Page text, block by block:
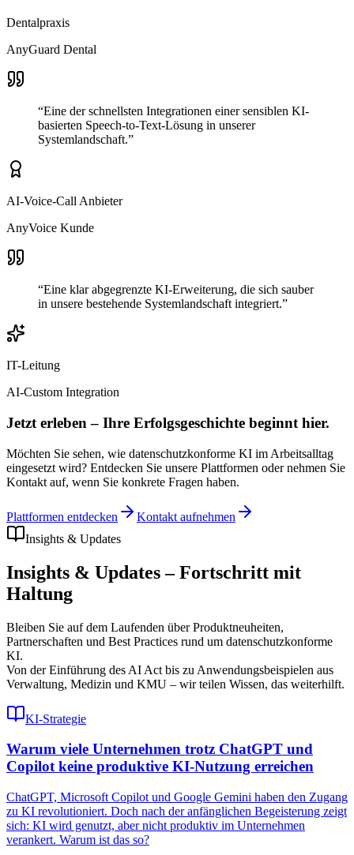
Dentalpraxis
AnyGuard Dental
“Eine der schnellsten Integrationen einer sensiblen KI-
basierten Speech-to-Text-Lösung in unserer
Systemlandschaft.”
AI-Voice-Call Anbieter
AnyVoice Kunde
“Eine klar abgegrenzte KI-Erweiterung, die sich sauber
in unsere bestehende Systemlandschaft integriert.”
IT-Leitung
AI-Custom Integration
Jetzt erleben – Ihre Erfolgsgeschichte beginnt hier.
Möchten Sie sehen, wie datenschutzkonforme KI im Arbeitsalltag
eingesetzt wird? Entdecken Sie unsere Plattformen oder nehmen Sie
Kontakt auf, wenn Sie konkrete Fragen haben.
Plattformen entdecken
Kontakt aufnehmen
Insights & Updates
Insights & Updates – Fortschritt mit
Haltung
Bleiben Sie auf dem Laufenden über Produktneuheiten,
Partnerschaften und Best Practices rund um datenschutzkonforme
KI.
Von der Einführung des AI Act bis zu Anwendungsbeispielen aus
Verwaltung, Medizin und KMU – wir teilen Wissen, das weiterhilft.
KI-Strategie
Warum viele Unternehmen trotz ChatGPT und
Copilot keine produktive KI-Nutzung erreichen
ChatGPT, Microsoft Copilot und Google Gemini haben den Zugang
zu KI revolutioniert. Doch nach der anfänglichen Begeisterung zeigt
sich: KI wird genutzt, aber nicht produktiv im Unternehmen
verankert. Warum ist das so?